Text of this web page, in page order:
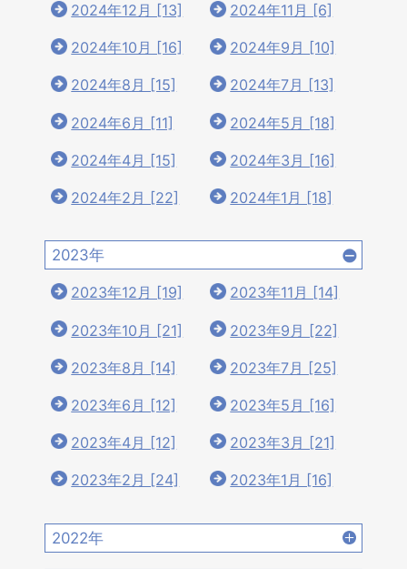
2024年12月 [13] 2024年11月 [6]
2024年10月 [16] 2024年9月 [10]
2024年8月 [15] 2024年7月 [13]
2024年6月 [11] 2024年5月 [18]
2024年4月 [15] 2024年3月 [16]
2024年2月 [22] 2024年1月 [18]
2023年
2023年12月 [19] 2023年11月 [14]
2023年10月 [21] 2023年9月 [22]
2023年8月 [14] 2023年7月 [25]
2023年6月 [12] 2023年5月 [16]
2023年4月 [12] 2023年3月 [21]
2023年2月 [24] 2023年1月 [16]
2022年